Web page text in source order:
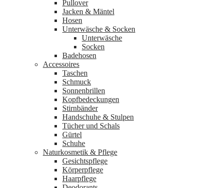
Pullover
Jacken & Mäntel
Hosen
Unterwäsche & Socken
Unterwäsche
Socken
Badehosen
Accessoires
Taschen
Schmuck
Sonnenbrillen
Kopfbedeckungen
Stirnbänder
Handschuhe & Stulpen
Tücher und Schals
Gürtel
Schuhe
Naturkosmetik & Pflege
Gesichtspflege
Körperpflege
Haarpflege